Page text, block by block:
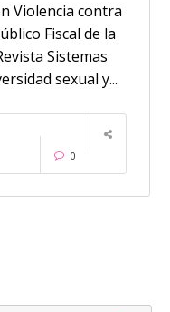
Violencia contra
Fiscal de la
Sistemas
sexual y...
0